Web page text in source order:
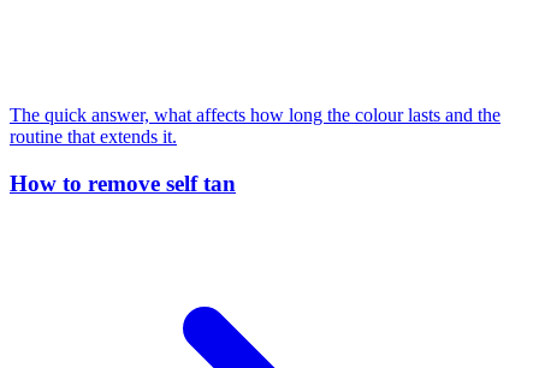
The quick answer, what affects how long the colour lasts and the
routine that extends it.
How to remove self tan